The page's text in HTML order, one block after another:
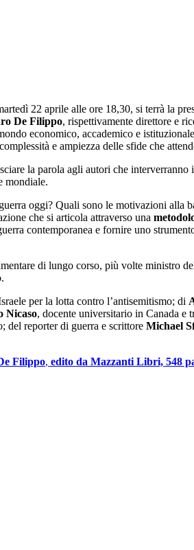
22 aprile alle ore 18,30, si terrà la
De Filippo, rispettivamente direttore e
economico, accademico e
e ampiezza delle sfide che
la parola agli autori che interverranno
mondiale.
oggi? Quali sono le motivazioni
che si articola attraverso una
contemporanea e fornire uno
di lungo corso, più volte ministro
per la lotta contro l’antisemitismo; di
Nicaso, docente universitario in Canada e
del reporter di guerra e scrittore Michael
Filippo, edito da Mazzanti Libri, 548